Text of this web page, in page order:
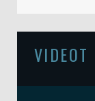
VIDEOT